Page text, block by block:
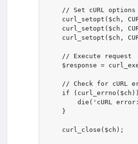
// Set cURL options
curl_setopt($ch,
curl_setopt($ch,
curl_setopt($ch,
    // Execute request
$response =
// Check for cURL
if
die('cURL
    }
    curl_close($ch);